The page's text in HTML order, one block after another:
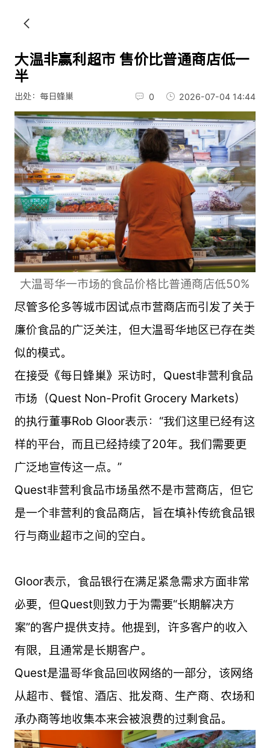
大温非赢利超市 售价比普通商店低一
半
出处：每日蜂巢 0 2026-07-04 14:44
大温哥华一市场的食品价格比普通商店低50%
尽管多伦多等城市因试点市营商店而引发了关于
廉价食品的广泛关注，但大温哥华地区已存在类
似的模式。
在接受《每日蜂巢》采访时，Quest非营利食品
市场（Quest Non-Profit Grocery Markets）
的执行董事Rob Gloor表示：“我们这里已经有这
样的平台，而且已经持续了20年。我们需要更
广泛地宣传这一点。”
Quest非营利食品市场虽然不是市营商店，但它
是一个非营利的食品商店，旨在填补传统食品银
行与商业超市之间的空白。
Gloor表示，食品银行在满足紧急需求方面非常
必要，但Quest则致力于为需要“长期解决方
案”的客户提供支持。他提到，许多客户的收入
有限，且通常是长期客户。
Quest是温哥华食品回收网络的一部分，该网络
从超市、餐馆、酒店、批发商、生产商、农场和
承办商等地收集本来会被浪费的过剩食品。